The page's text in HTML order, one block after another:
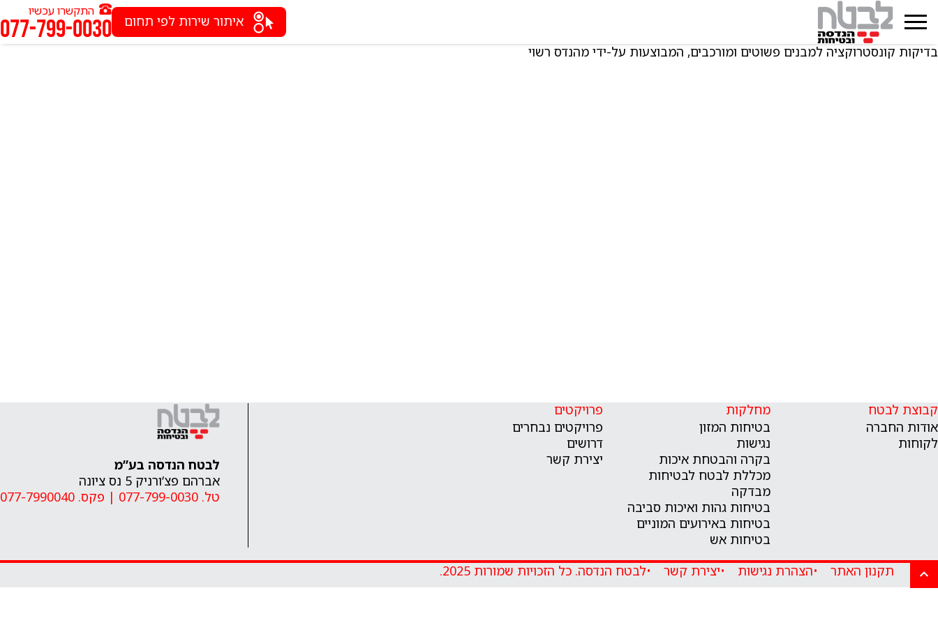
איתור שירות לפי תחום
התקשרו עכשיו
077-799-0030
בדיקות קונסטרוקציה למבנים פשוטים ומורכבים, המבוצעות על-ידי מהנדס רשוי
לבטח הנדסה בע”מ
אברהם פצ’ורניק 5 נס ציונה
טל. 077-799-0030
| פקס. 077-7990040
קבוצת לבטח
אודות החברה
לקוחות
מחלקות
בטיחות המזון
נגישות
בקרה והבטחת איכות
מכללת לבטח לבטיחות
מבדקה
בטיחות גהות ואיכות סביבה
בטיחות באירועים המוניים
בטיחות אש
פרויקטים
פרויקטים נבחרים
דרושים
יצירת קשר
תקנון האתר הצהרת נגישות יצירת קשר לבטח הנדסה. כל הזכויות שמורות 2025.